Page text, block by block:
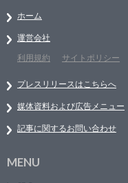
ホーム
運営会社
利用規約
サイトポリシー
プレスリリースはこちらへ
媒体資料および広告メニュー
記事に関するお問い合わせ
MENU